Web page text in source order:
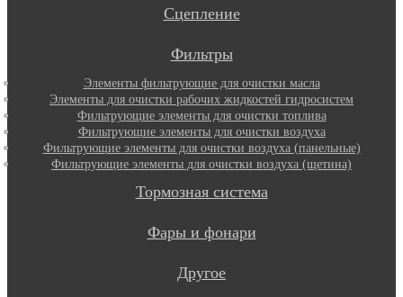
Сцепление
Фильтры
Элементы фильтрующие для очистки масла
Элементы для очистки рабочих жидкостей гидросистем
Фильтрующие элементы для очистки топлива
Фильтрующие элементы для очистки воздуха
Фильтрующие элементы для очистки воздуха (панельные)
Фильтрующие элементы для очистки воздуха (щетина)
Тормозная система
Фары и фонари
Другое